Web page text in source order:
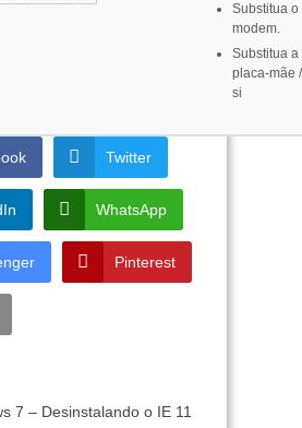
Substitua o
modem.
Substitua a
placa-mãe /
si
Twitter
WhatsApp
Pinterest
7 – Desinstalando o IE 11